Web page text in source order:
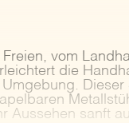
vom
die
Dieser
Aussehen sanft